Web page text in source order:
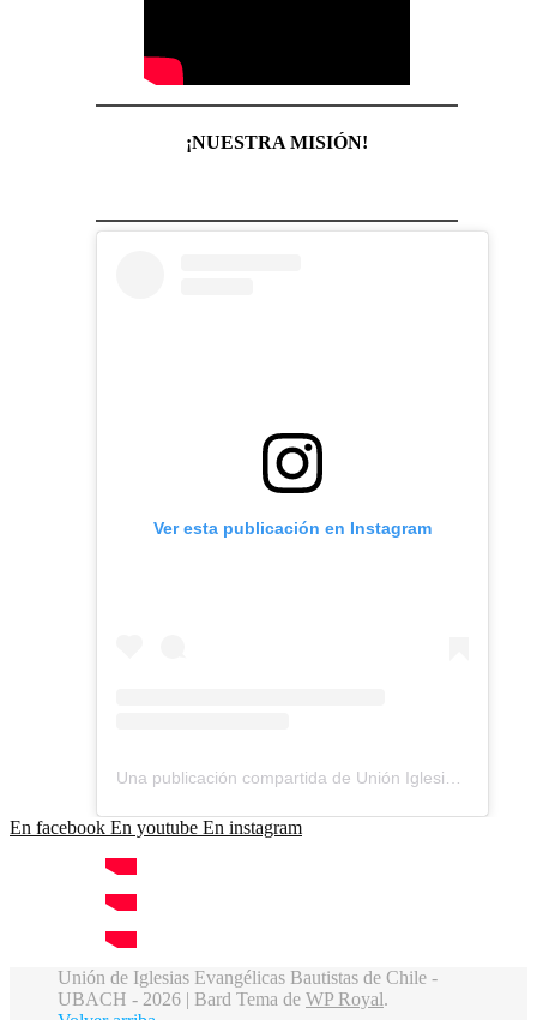
¡NUESTRA MISIÓN!
Ver esta publicación en Instagram
En facebook En youtube En instagram
Unión de Iglesias Evangélicas Bautistas de Chile -
UBACH - 2026 | Bard Tema de WP Royal.